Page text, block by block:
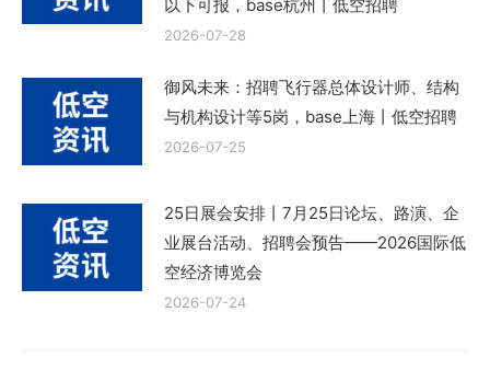
以下可报，base杭州丨低空招聘
2026-07-28
御风未来：招聘飞行器总体设计师、结构
与机构设计等5岗，base上海丨低空招聘
2026-07-25
25日展会安排丨7月25日论坛、路演、企
业展台活动、招聘会预告——2026国际低
空经济博览会
2026-07-24